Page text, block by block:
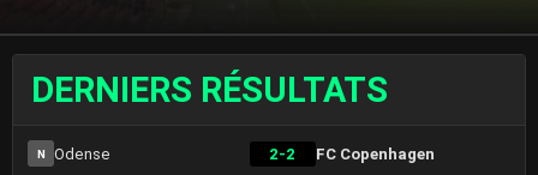
DERNIERS RÉSULTATS
N Odense 2-2 FC Copenhagen